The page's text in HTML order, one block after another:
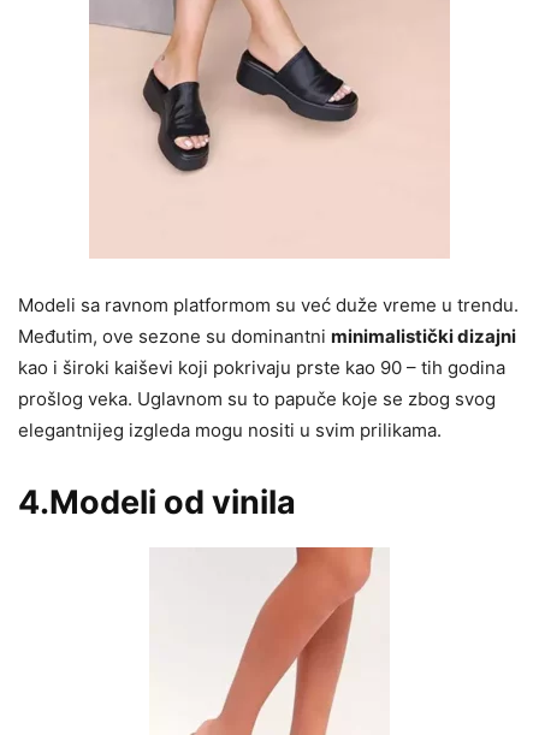
Modeli sa ravnom platformom su već duže vreme u trendu.
Međutim, ove sezone su dominantni minimalistički dizajni
kao i široki kaiševi koji pokrivaju prste kao 90 – tih godina
prošlog veka. Uglavnom su to papuče koje se zbog svog
elegantnijeg izgleda mogu nositi u svim prilikama.
4.Modeli od vinila